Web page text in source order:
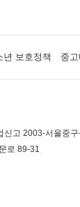
년 보호정책 중
신고 2003-서울중
로 89-31